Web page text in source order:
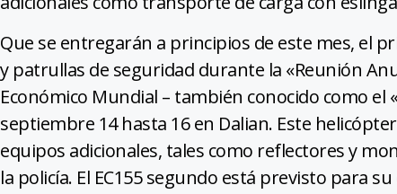
Que se entregarán a principios de este mes, el
y patrullas de seguridad durante la «Reunión
Económico Mundial – también conocido como el
septiembre 14 hasta 16 en Dalian. Este
equipos adicionales, tales como reflectores y
la policía. El EC155 segundo está previsto para